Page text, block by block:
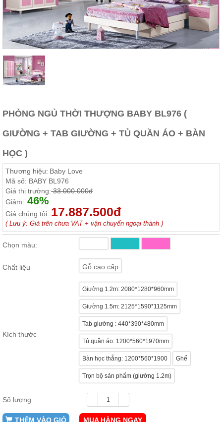
Thất
Phòng
Khách
Bàn
trà...
Nội
Phòng
ngủ, tủ
trang
điểm
Nội
Thất
Phòng
Ăn
Bàn
ăn,
ghế
ăn,
ghế
Kiện
Trang
PHÒNG NGỦ THỜI THƯỢNG BABY BL976 (
GIƯỜNG + TAB GIƯỜNG + TỦ QUẦN ÁO + BÀN
HỌC )
Thương hiệu: Baby Love
Mã số: BABY BL976
Giá thị trường:33.000.000đ
Giảm: 46%
Giá chúng tôi: 17.887.500đ
( Lưu ý: Giá trên chưa VAT + vận chuyển ngoại thành )
Chọn màu:
Chất liệu Gỗ cao cấp
Kích thước
Giường 1.2m: 2080*1280*960mm
Giường 1.5m: 2125*1590*1125mm
Tab giường : 440*390*480mm
Tủ quần áo: 1200*560*1970mm
Bàn học thẳng: 1200*560*1900 Ghế
Trọn bộ sản phẩm (giường 1.2m)
Số lượng
THÊM VÀO GIỎ MUA HÀNG NGAY